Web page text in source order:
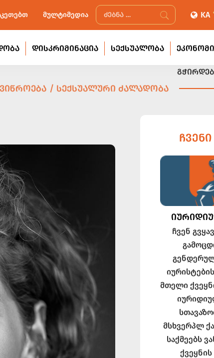
მულტიმედია KA
ᲓᲘᲡᲙᲠᲘᲛᲘᲜᲐᲪᲘᲐ ᲡᲔᲥᲡᲣᲐᲚᲝᲑᲐ
/ ᲡᲔᲥᲡᲣᲐᲚᲣᲠᲘ ᲫᲐᲚᲐᲓᲝᲑᲐ
ჩვენ
მთელი
მსხვერპლ
საქმეებს